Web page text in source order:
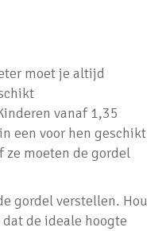
moet je altijd
vanaf 1,35
een voor hen geschikt
moeten de gordel
gordel verstellen. Hou
de ideale hoogte